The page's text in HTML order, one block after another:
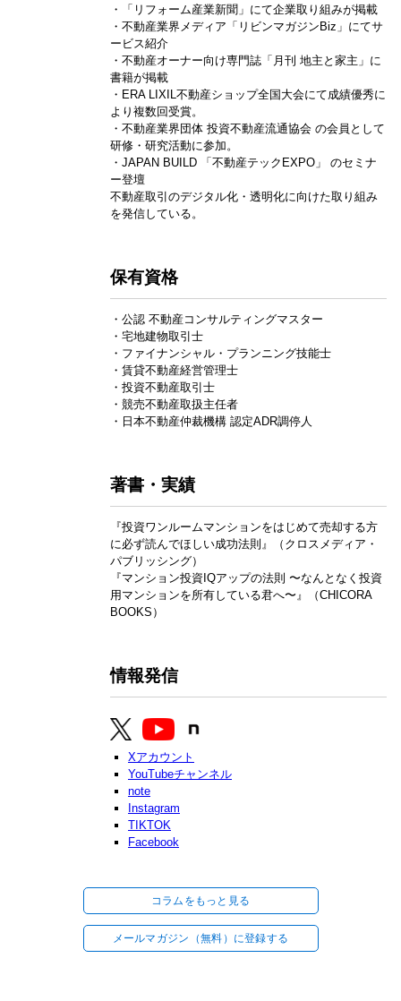
・「リフォーム産業新聞」にて企業取り組みが掲載
・不動産業界メディア「リビンマガジンBiz」にてサ
ービス紹介
・不動産オーナー向け専門誌「月刊 地主と家主」に
書籍が掲載
・ERA LIXIL不動産ショップ全国大会にて成績優秀に
より複数回受賞。
・不動産業界団体 投資不動産流通協会 の会員として
研修・研究活動に参加。
・JAPAN BUILD 「不動産テックEXPO」 のセミナ
ー登壇
不動産取引のデジタル化・透明化に向けた取り組み
を発信している。
保有資格
・公認 不動産コンサルティングマスター
・宅地建物取引士
・ファイナンシャル・プランニング技能士
・賃貸不動産経営管理士
・投資不動産取引士
・競売不動産取扱主任者
・日本不動産仲裁機構 認定ADR調停人
著書・実績
『投資ワンルームマンションをはじめて売却する方
に必ず読んでほしい成功法則』（クロスメディア・
パブリッシング）
『マンション投資IQアップの法則 〜なんとなく投資
用マンションを所有している君へ〜』（CHICORA
BOOKS）
情報発信
Xアカウント
YouTubeチャンネル
note
Instagram
TIKTOK
Facebook
コラムをもっと見る
メールマガジン（無料）に登録する